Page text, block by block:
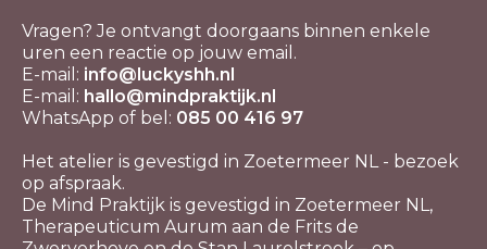
Vragen? Je ontvangt doorgaans binnen enkele
uren een reactie op jouw email.
E-mail: info@luckyshh.nl
E-mail: hallo@mindpraktijk.nl
WhatsApp of bel: 085 00 416 97
Het atelier is gevestigd in Zoetermeer NL - bezoek
op afspraak.
De Mind Praktijk is gevestigd in Zoetermeer NL,
Therapeuticum Aurum aan de Frits de